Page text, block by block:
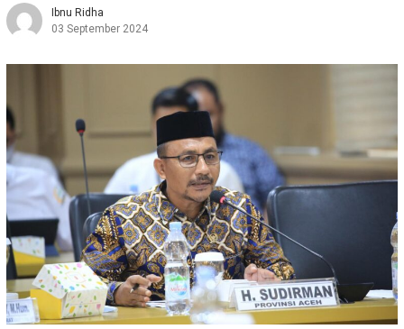
Ibnu Ridha
03 September 2024